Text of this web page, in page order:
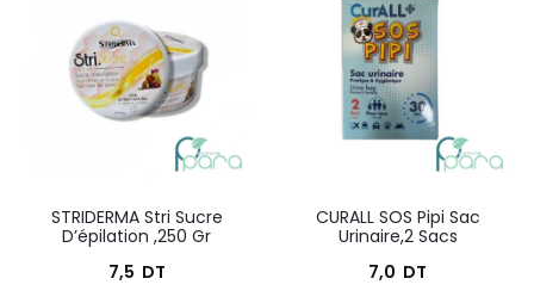
30,0
DT.
était :
26,6
DT.
STRIDERMA Stri Sucre
D’épilation ,250 Gr
7,5 DT
CURALL SOS Pipi Sac
Urinaire,2 Sacs
7,0 DT